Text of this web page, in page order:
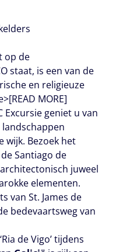
op de
staat, is een van de
en religieuze
MORE]
Excursie geniet u van
wijk. Bezoek het
Santiago de
juweel
elementen.
van St. James de
bedevaartsweg van
de Vigo’ tijdens